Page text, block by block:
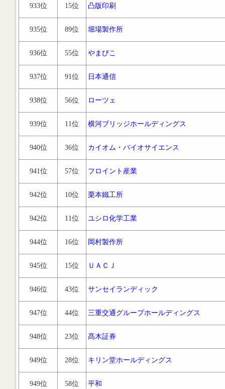
933位 15位 凸版印刷
935位 89位 堀場製作所
936位 55位 やまびこ
937位 91位 日本通信
938位 56位 ローツェ
939位 11位 横河ブリッジホールディングス
940位 36位 カイオム・バイオサイエンス
941位 57位 フロイント産業
942位 10位 栗本鐵工所
942位 11位 ユシロ化学工業
944位 16位 岡村製作所
945位 15位 ＵＡＣＪ
946位 43位 サンセイランディック
947位 44位 三重交通グループホールディングス
948位 23位 髙木証券
949位 28位 キリン堂ホールディングス
949位 58位 平和